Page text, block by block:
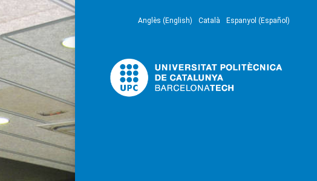
Anglès (English) Català Espanyol (Español)